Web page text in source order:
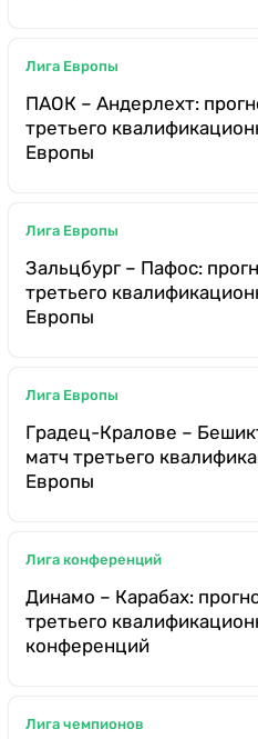
Лига Европы
ПАОК – Андерлехт:
третьего
Европы
Лига Европы
Зальцбург – Пафос:
третьего
Европы
Лига Европы
Градец-Кралове –
матч третьего
Европы
Лига конференций
Динамо – Карабах:
третьего
конференций
Лига чемпионов